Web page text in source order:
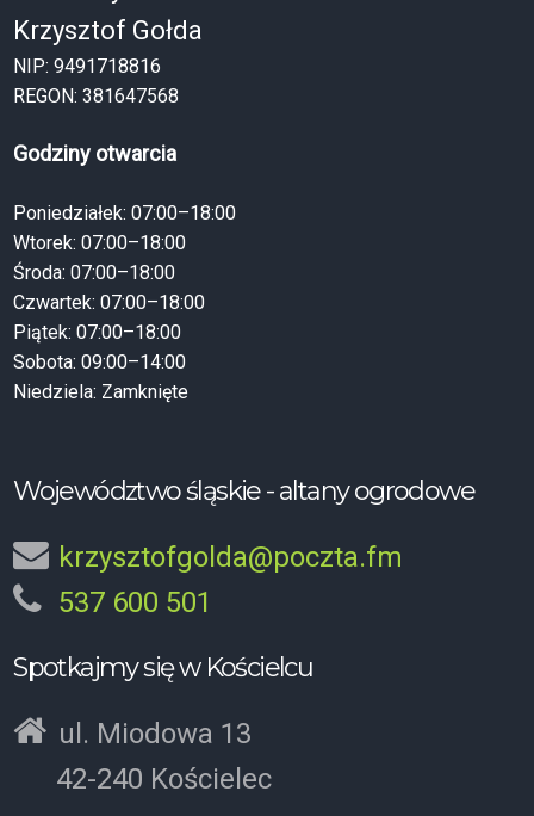
Krzysztof Gołda
NIP: 9491718816
REGON: 381647568
Godziny otwarcia
Poniedziałek: 07:00–18:00
Wtorek: 07:00–18:00
Środa: 07:00–18:00
Czwartek: 07:00–18:00
Piątek: 07:00–18:00
Sobota: 09:00–14:00
Niedziela: Zamknięte
Województwo śląskie - altany ogrodowe
krzysztofgolda@poczta.fm
537 600 501
Spotkajmy się w Kościelcu
ul. Miodowa 13
42-240 Kościelec